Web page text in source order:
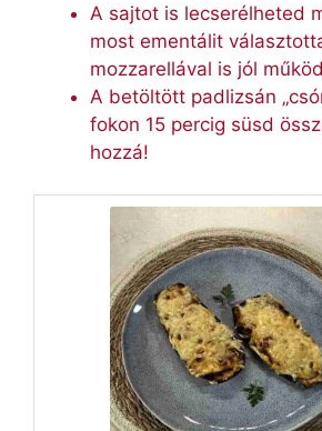
A sajtot is lecserélheted
most ementálit
mozzarellával is jól
A betöltött padlizsán
fokon 15 percig süsd
hozzá!